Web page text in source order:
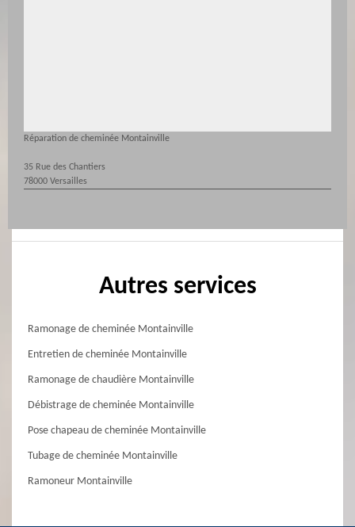
Réparation de cheminée Montainville
35 Rue des Chantiers
78000 Versailles
Autres services
Ramonage de cheminée Montainville
Entretien de cheminée Montainville
Ramonage de chaudière Montainville
Débistrage de cheminée Montainville
Pose chapeau de cheminée Montainville
Tubage de cheminée Montainville
Ramoneur Montainville